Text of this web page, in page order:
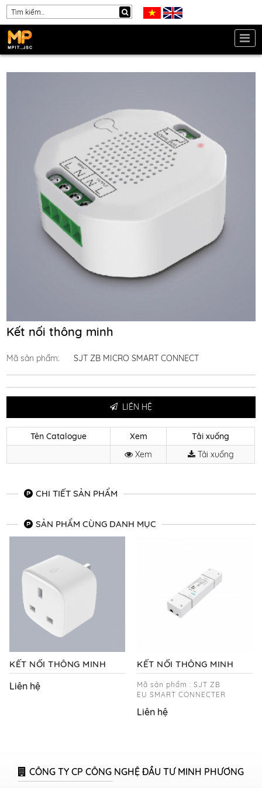
Kết nối thông minh
Mã sản phẩm: SJT ZB MICRO SMART CONNECT
LIÊN HỆ
Tên Catalogue Xem
Tải xuống
Xem
Tải xuống
CHI TIẾT SẢN PHẨM
SẢN PHẨM CÙNG DANH MỤC
KẾT NỐI THÔNG MINH
Liên hệ
KẾT NỐI THÔNG MINH
Mã sản phẩm : SJT ZB
EU SMART CONNECTER
Liên hệ
CÔNG TY CP CÔNG NGHỆ ĐẦU TƯ MINH PHƯƠNG